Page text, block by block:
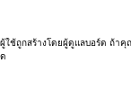
ช้ถูกสร้างโดยผู้ดูแลบอร์ด ถ้า